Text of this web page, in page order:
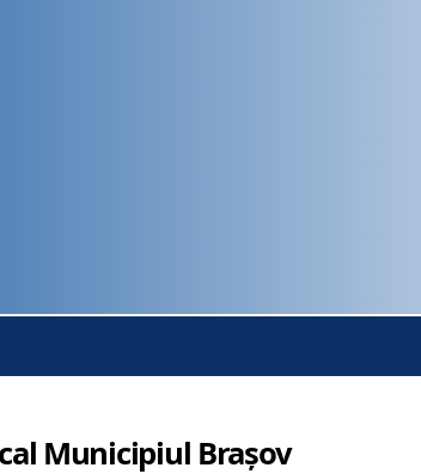
Municipiul Brașov